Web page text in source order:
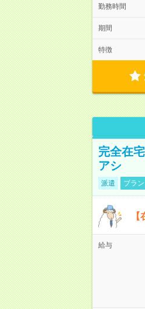
勤務時間
期間
特徴
完全在
アシ
派遣 ブラ
給与